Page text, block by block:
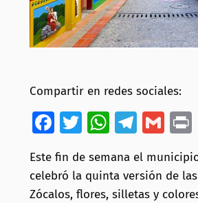
Compartir en redes sociales:
Facebook
Twitter
WhatsApp
Este fin de semana el
celebró la quinta versión de
Zócalos, flores, silletas y